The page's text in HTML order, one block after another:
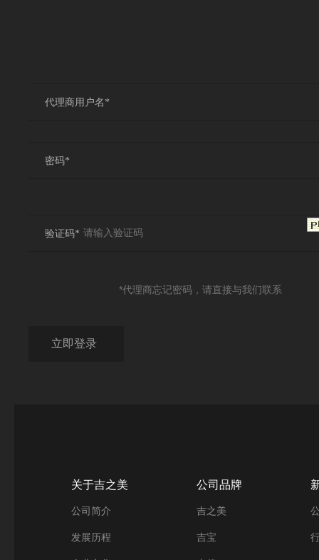
代理商用户名*
密码*
验证码*
*代理商忘记密码，请直接与我们联系
关于吉之美
公司简介
发展历程
公司品牌
吉之美
吉宝